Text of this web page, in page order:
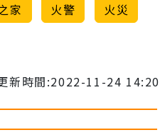
家 火警 火災
新時間:2022-11-24 14:20